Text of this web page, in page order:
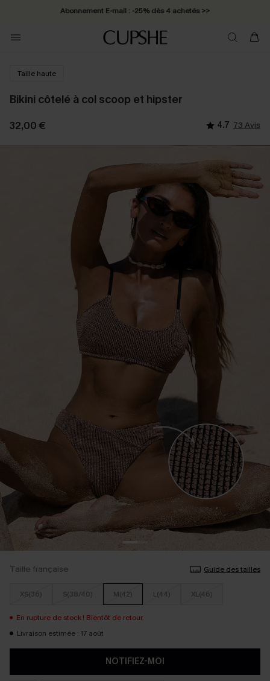
Abonnement E-mail : -25% dès 4 achetés >>
Taille haute
Bikini côtelé à col scoop et hipster
32,00 € 4.7 73 Avis
Taille française Guide des tailles
XS(36) S(38/40) M(42) L(44) XL(46)
En rupture de stock ! Bientôt de retour.
Livraison estimée : 17 août
NOTIFIEZ-MOI